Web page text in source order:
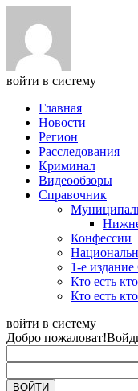
войти в систему
Главная
Новости
Регион
Расследования
Криминал
Видеообзоры
Справочник
Конфессии
1-е
Кто есть
Кто есть
войти в систему
Добро пожаловат!